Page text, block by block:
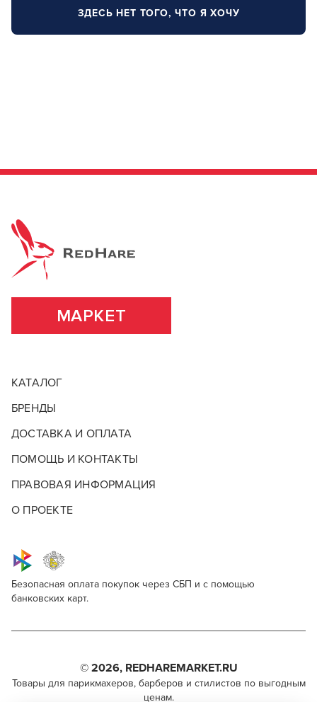
ЗДЕСЬ НЕТ ТОГО, ЧТО Я ХОЧУ
МАРКЕТ
КАТАЛОГ
БРЕНДЫ
ДОСТАВКА И ОПЛАТА
ПОМОЩЬ И КОНТАКТЫ
ПРАВОВАЯ ИНФОРМАЦИЯ
О ПРОЕКТЕ
Безопасная оплата покупок через СБП и с помощью
банковских карт.
© 2026, REDHAREMARKET.RU
Товары для парикмахеров, барберов и стилистов по выгодным
ценам.
ПРОФЕССИОНАЛЬНАЯ КОСМЕТИКА ДЛЯ
Поделитесь через социальные сети
ВКОНТАКТЕ
парикмахерам, барберам, колористам и другим
специалистам бьюти-индустрии.
Профессиональная косметика для волос
Estel Professional - находится в постоянном поиске
новых решений для мастеров уже больше 20 лет. И
при этом прекрасно реализует все задуманное в
Опишите, что бы вы хотели видеть в
Что добавить?